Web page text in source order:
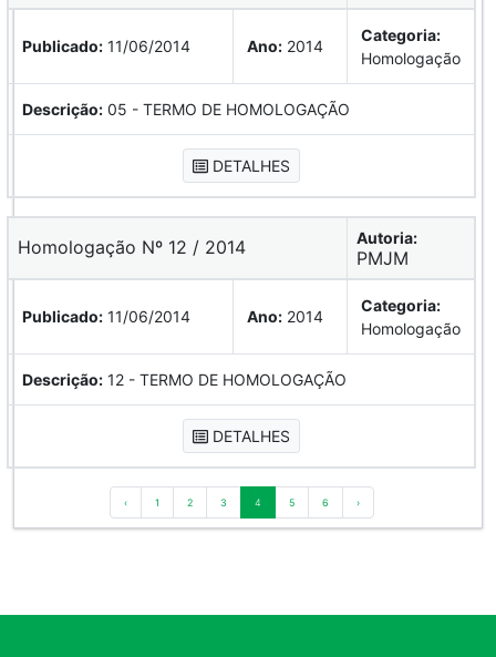
Publicado: 11/06/2014 Ano: 2014
Categoria:
Homologação
Descrição: 05 - TERMO DE HOMOLOGAÇÃO
DETALHES
Homologação Nº 12 / 2014 Autoria:
PMJM
Publicado: 11/06/2014 Ano: 2014
Categoria:
Homologação
Descrição: 12 - TERMO DE HOMOLOGAÇÃO
DETALHES
‹ 1 2 3 4 5 6 ›